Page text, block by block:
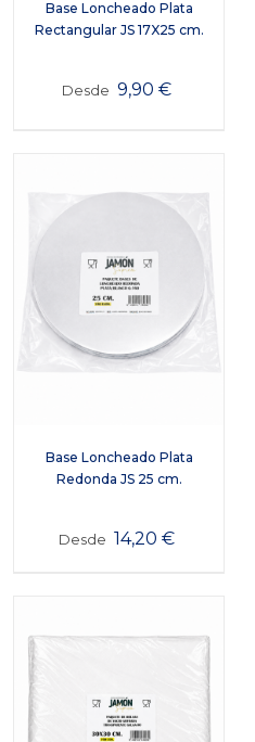
Base Loncheado Plata
Rectangular JS 17X25 cm.
Desde 9,90€
Base Loncheado Plata
Redonda JS 25 cm.
Desde 14,20€